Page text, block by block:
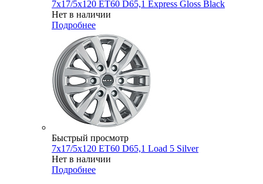
7x17/5x120 ET60 D65,1 Express Gloss Black
Нет в наличии
Подробнее
Быстрый просмотр
7x17/5x120 ET60 D65,1 Load 5 Silver
Нет в наличии
Подробнее